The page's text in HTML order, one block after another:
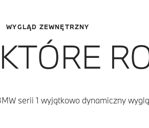
WYGLĄD ZEWNĘTRZNY
serii 1 wyjątkowo dynamiczny